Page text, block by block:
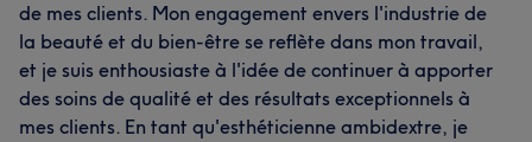
de mes clients. Mon engagement envers l'industrie de
la beauté et du bien-être se reflète dans mon travail,
et je suis enthousiaste à l'idée de continuer à apporter
des soins de qualité et des résultats exceptionnels à
mes clients. En tant qu'esthéticienne ambidextre, je